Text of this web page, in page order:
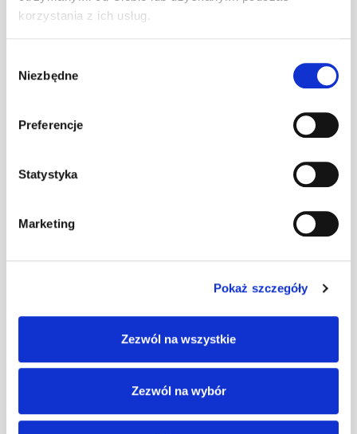
korzystania z ich usług.
zgody
Niezbędne
Preferencje
Statystyka
Marketing
Pokaż szczegóły
Zezwól na wszystkie
Zezwól na wybór
Wspornik ławy
komin. L
czerwony
komin. L
grafitowy
szt